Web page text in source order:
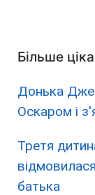
Більше
Донька
Оскаром і
Третя
батька